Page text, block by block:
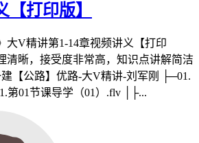
【打印版】
大V精讲第1-14章视频讲义【打印
清晰，接受度非常高，知识点讲解简洁
【公路】优路-大V精讲-刘军刚 ├─01.
第01节课导学（01）.flv │├...